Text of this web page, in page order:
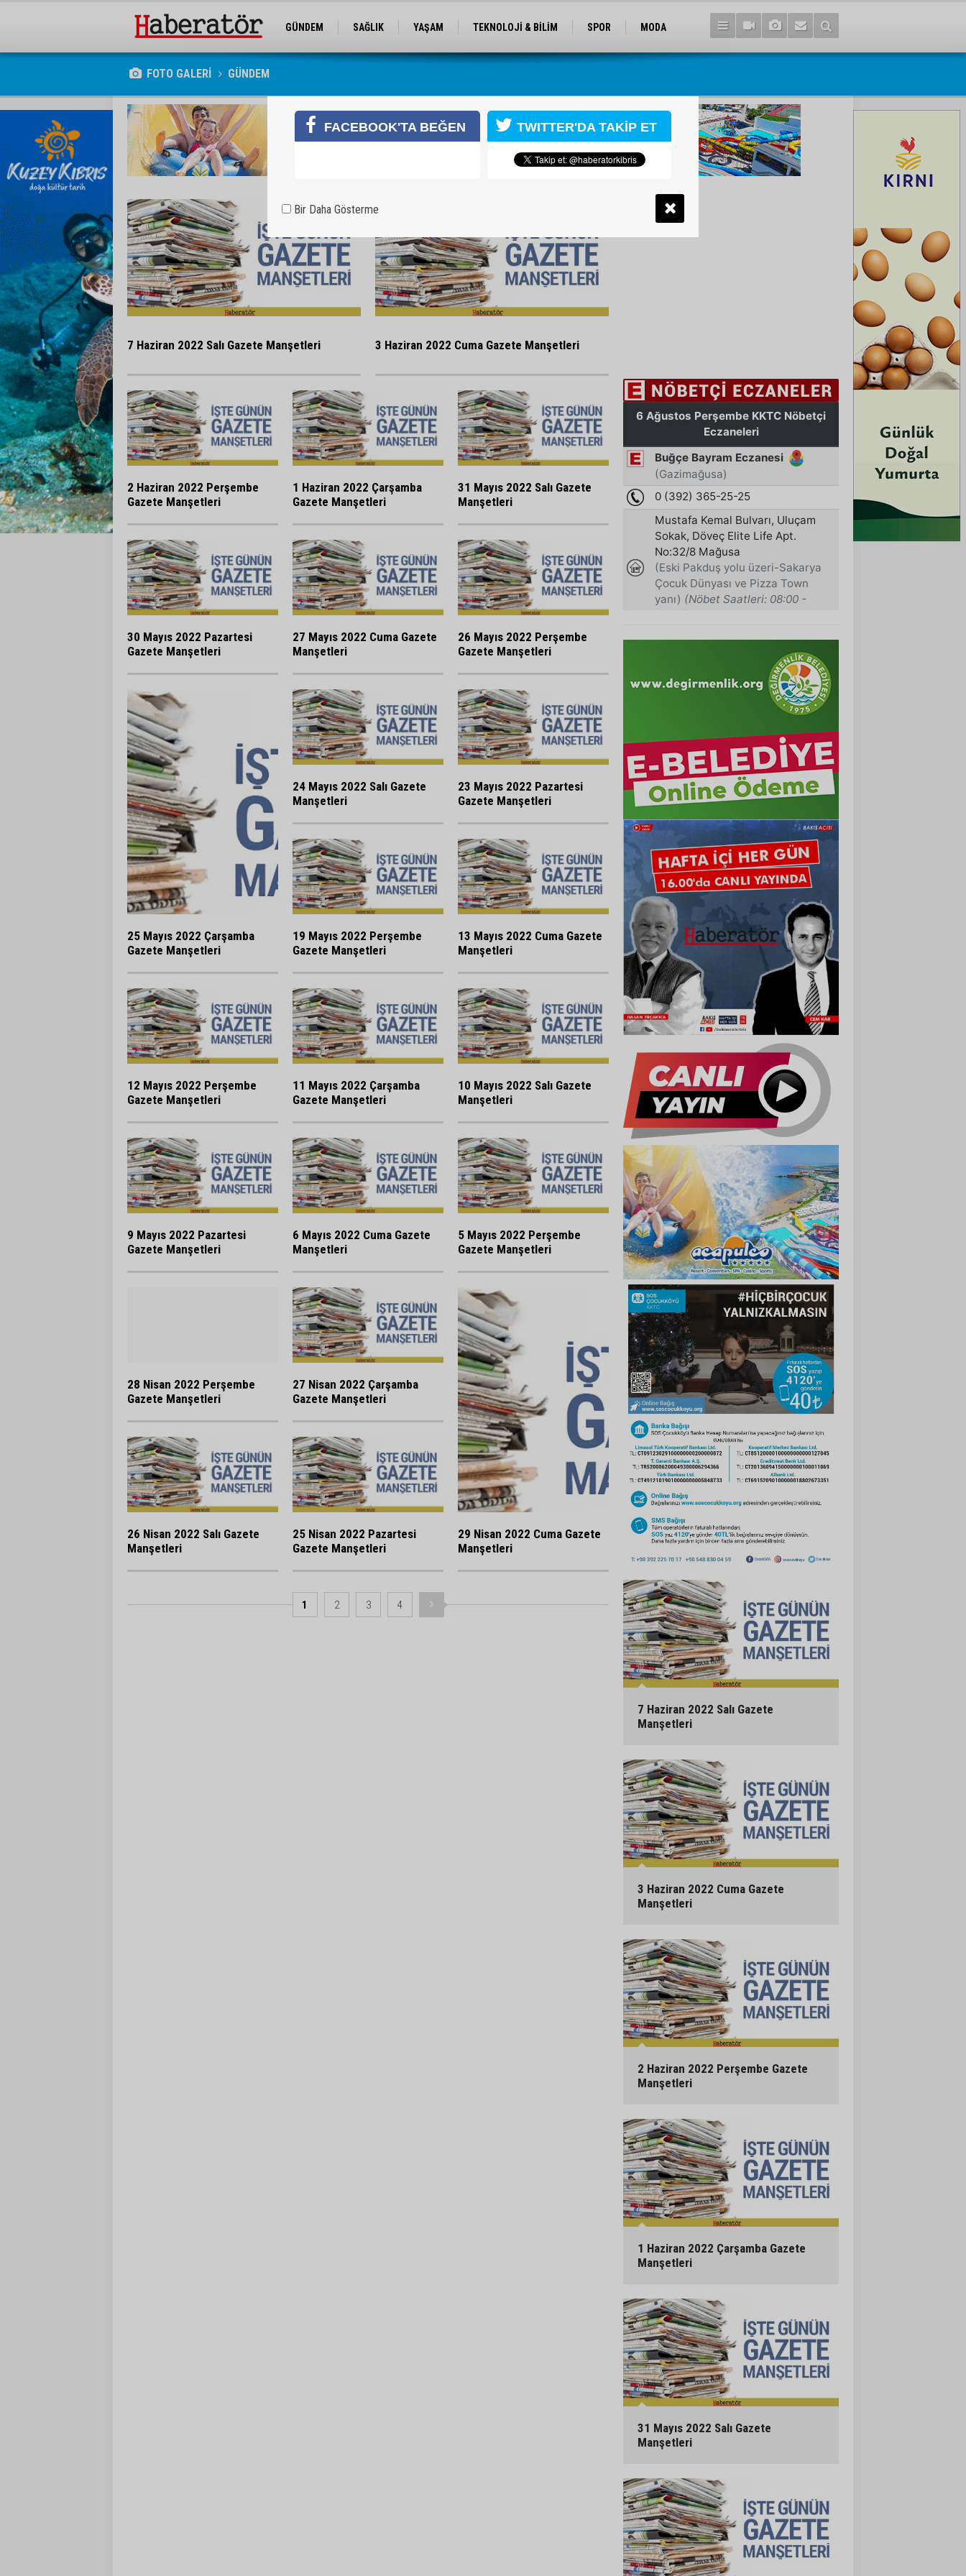
GÜNDEM SAĞLIK YAŞAM TEKNOLOJİ & BİLİM SPOR
MODA
FOTO GALERİ GÜNDEM
7 Haziran 2022 Salı Gazete Manşetleri 3 Haziran 2022 Cuma Gazete Manşetleri
2 Haziran 2022 Perşembe
Gazete Manşetleri
1 Haziran 2022 Çarşamba
Gazete Manşetleri
31 Mayıs 2022 Salı Gazete
Manşetleri
30 Mayıs 2022 Pazartesi
Gazete Manşetleri
27 Mayıs 2022 Cuma Gazete
Manşetleri
26 Mayıs 2022 Perşembe
Gazete Manşetleri
25 Mayıs 2022 Çarşamba
Gazete Manşetleri
24 Mayıs 2022 Salı Gazete
Manşetleri
23 Mayıs 2022 Pazartesi
Gazete Manşetleri
19 Mayıs 2022 Perşembe
Gazete Manşetleri
13 Mayıs 2022 Cuma Gazete
Manşetleri
12 Mayıs 2022 Perşembe
Gazete Manşetleri
11 Mayıs 2022 Çarşamba
Gazete Manşetleri
10 Mayıs 2022 Salı Gazete
Manşetleri
9 Mayıs 2022 Pazartesi
Gazete Manşetleri
6 Mayıs 2022 Cuma Gazete
Manşetleri
5 Mayıs 2022 Perşembe
Gazete Manşetleri
29 Nisan 2022 Cuma Gazete
Manşetleri
28 Nisan 2022 Perşembe
Gazete Manşetleri
27 Nisan 2022 Çarşamba
Gazete Manşetleri
26 Nisan 2022 Salı Gazete
Manşetleri
25 Nisan 2022 Pazartesi
Gazete Manşetleri
1 2 3 4
7 Haziran 2022 Salı Gazete
Manşetleri
3 Haziran 2022 Cuma Gazete
Manşetleri
2 Haziran 2022 Perşembe Gazete
Manşetleri
1 Haziran 2022 Çarşamba Gazete
Manşetleri
31 Mayıs 2022 Salı Gazete
Manşetleri
FACEBOOK'TA BEĞEN TWITTER'DA TAKİP ET
Bir Daha Gösterme